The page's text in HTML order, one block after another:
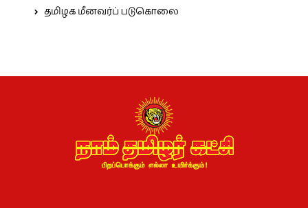
தமிழக மீனவர்ப் படுகொலை